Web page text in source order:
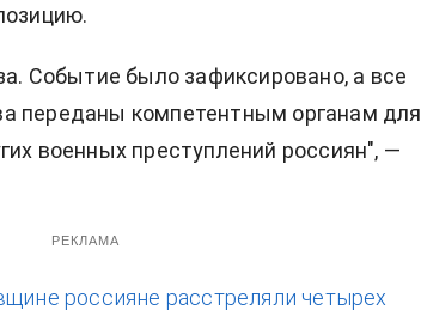
Событие было зафиксировано, а все
переданы компетентным органам для
военных преступлений россиян", —
РЕКЛАМА
россияне расстреляли четырех